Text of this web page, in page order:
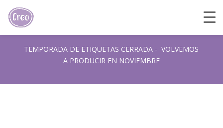
TEMPORADA DE ETIQUETAS CERRADA - VOLVEMOS
A PRODUCIR EN NOVIEMBRE